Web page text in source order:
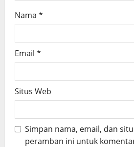
Nama *
Email *
Situs Web
Simpan nama, email, dan
peramban ini untuk